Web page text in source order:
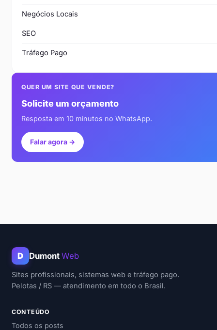
Negócios Locais
SEO
Tráfego Pago
QUER UM SITE QUE VENDE?
Solicite um orçamento
Resposta em 10 minutos no WhatsApp.
Falar agora →
D Dumont Web
Sites profissionais, sistemas web e tráfego pago.
Pelotas / RS — atendimento em todo o Brasil.
CONTEÚDO
Todos os posts